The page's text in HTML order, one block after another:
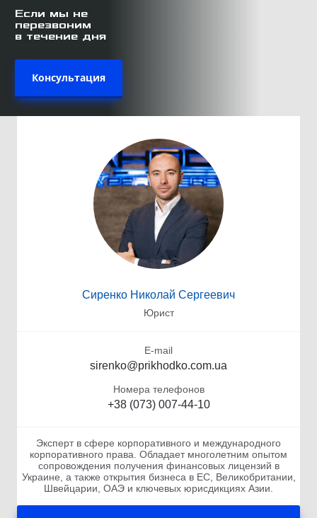
Сиренко Николай Сергеевич
Юрист
E-mail
sirenko@prikhodko.com.ua
Номера телефонов
+38 (073) 007-44-10
Эксперт в сфере корпоративного и международного
корпоративного права. Обладает многолетним опытом
сопровождения получения финансовых лицензий в
Украине, а также открытия бизнеса в ЕС, Великобритании,
Швейцарии, ОАЭ и ключевых юрисдикциях Азии.
Если мы не
перезвоним
в течение дня
Консультация